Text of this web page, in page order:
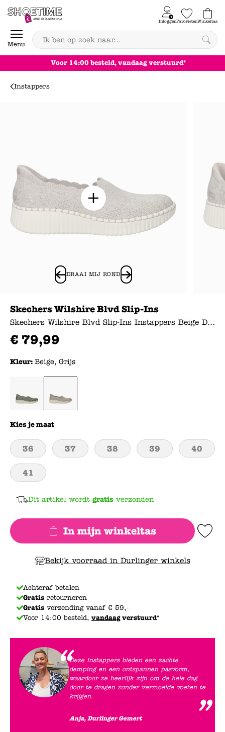
Skip to content
Menu
InloggenFavorietenWinkeltas
0
Achteraf betalen
Instappers
DRAAI MIJ ROND
Skechers Wilshire Blvd Slip-Ins
Skechers Wilshire Blvd Slip-Ins Instappers Beige Dames
€ 79,99
Kleur: Beige, Grijs
Kies je maat
36 37 38 39 40
41
Dit artikel wordt gratis verzonden
In mijn winkeltas Add to
Bekijk voorraad in Durlinger winkels
Achteraf betalen
Gratis retourneren
Gratis verzending vanaf € 59,-
Voor 14:00 besteld, vandaagverstuurd*
Deze instappers bieden een zachte
demping en een ontspannen pasvorm,
waardoor ze heerlijk zijn om de hele dag
door te dragen zonder vermoeide voeten te
krijgen.
Anja, Durlinger Gemert